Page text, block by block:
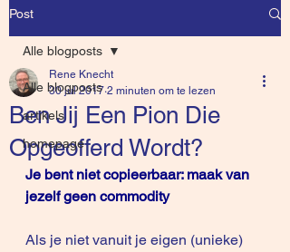
Post
Alle blogposts
artikels
homepage
Alle blogposts
Ben Jij Een Pion Die
Opgeofferd Wordt?
Rene Knecht
30 jul 2017 2 minuten om te lezen
Je bent niet copieerbaar: maak van
jezelf geen commodity
Als je niet vanuit je eigen (unieke)